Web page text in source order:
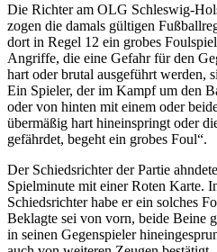
Die Richter am OLG Schleswig-
zogen die damals gültigen
dort in Regel 12 ein grobes
Angriffe, die eine Gefahr für den
hart oder brutal ausgeführt werden,
Ein Spieler, der im Kampf um den
oder von hinten mit einem oder
übermäßig hart hineinspringt oder
gefährdet, begeht ein grobes Foul“.
Der Schiedsrichter der Partie
Spielminute mit einer Roten Karte.
Schiedsrichter habe er ein solches
Beklagte sei von vorn, beide Beine
in seinen Gegenspieler